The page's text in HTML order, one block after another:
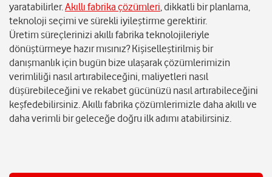
yaratabilirler.Akıllı fabrika çözümleri, dikkatli bir planlama,
teknoloji seçimi ve sürekli iyileştirme gerektirir.
Üretim süreçlerinizi akıllı fabrika teknolojileriyle
dönüştürmeye hazır mısınız? Kişiselleştirilmiş bir
danışmanlık için bugün bize ulaşarak çözümlerimizin
verimliliği nasıl artırabileceğini, maliyetleri nasıl
düşürebileceğini ve rekabet gücünüzü nasıl artırabileceğini
keşfedebilirsiniz. Akıllı fabrika çözümlerimizle daha akıllı ve
daha verimli bir geleceğe doğru ilk adımı atabilirsiniz.